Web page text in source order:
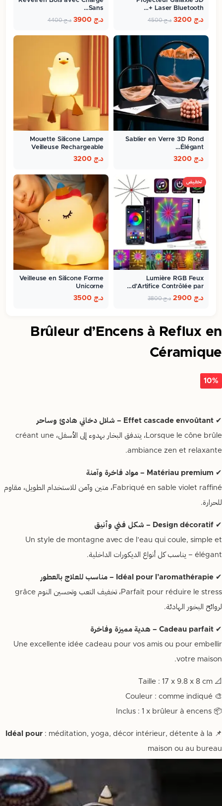
Laser Bluetooth +…
د.ج د.ج4500
Sans…
د.ج د.ج4400
Sablier en Verre 3D Rond
Élégant…
د.ج
Mouette Silicone Lampe
Veilleuse Rechargeable
Pour…
د.ج
تخفيض
Lumière RGB Feux
d'Artifice Contrôlée par…
د.ج د.ج3800
Veilleuse en Silicone Forme
Unicorne
د.ج
Brûleur d’Encens à Reflux en
Céramique
10%
✔ Effet cascade envoûtant – شلال دخاني هادئ وساحر
Lorsque le cône brûle، يتدفق البخار بهدوء إلى الأسفل، créant une
ambiance zen et relaxante.
✔ Matériau premium – مواد فاخرة وآمنة
Fabriqué en sable violet raffiné، متين وآمن للاستخدام الطويل، مقاوم
للحرارة.
✔ Design décoratif – شكل فني وأنيق
Un style de montagne avec de l’eau qui coule, simple et
élégant – يناسب كل أنواع الديكورات الداخلية.
✔ Idéal pour l’aromathérapie – مناسب للعلاج بالعطور
Parfait pour réduire le stress، تخفيف التعب وتحسين النوم grâce
لروائح البخور الهادئة.
✔ Cadeau parfait – هدية مميزة وفاخرة
Une excellente idée cadeau pour vos amis ou pour embellir
votre maison.
📐 Taille : 17 x 9.8 x 8 cm
🎨 Couleur : comme indiqué
📦 Inclus : 1 x brûleur à encens
📌
Idéal pour : méditation, yoga, décor intérieur, détente à la
maison ou au bureau